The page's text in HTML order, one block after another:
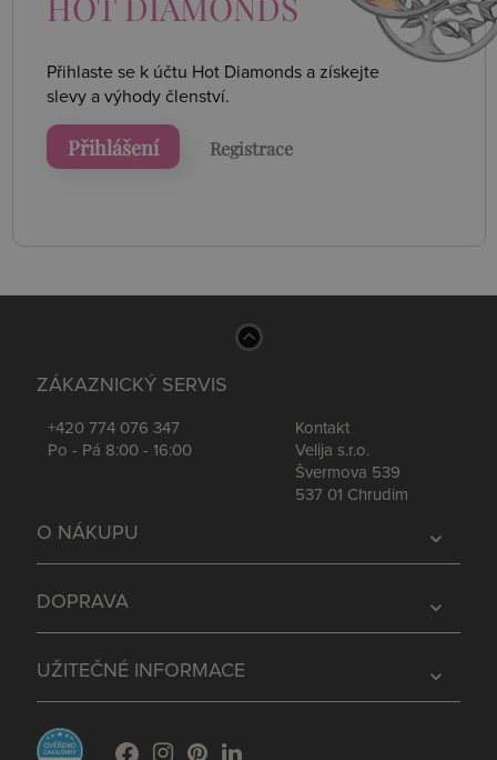
Přihlaste se k účtu Hot Diamonds a získejte
slevy a výhody členství.
Přihlášení Registrace
ZÁKAZNICKÝ SERVIS
+420 774 076 347
Po - Pá 8:00 - 16:00
Kontakt
Velija s.r.o.
Švermova 539
537 01 Chrudim
expand_more
O NÁKUPU
expand_more
DOPRAVA
expand_more
UŽITEČNÉ INFORMACE